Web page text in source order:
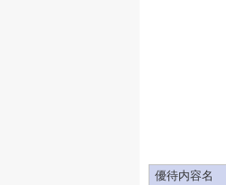
優待内容名